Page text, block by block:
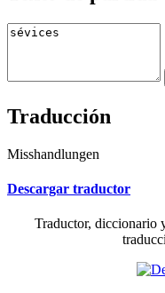
Traducción
Misshandlungen
Descargar traductor
Traductor, diccionario